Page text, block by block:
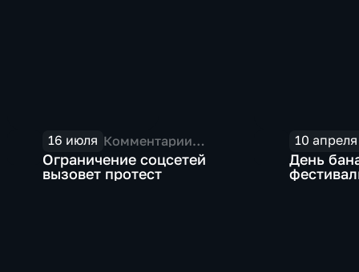
16 июля Комментарии
экспертов
Ограничение соцсетей
вызовет протест
10
День